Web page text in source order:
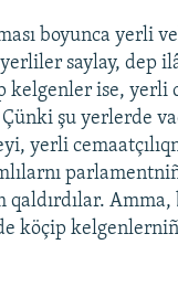
boyunca yerli
saylay, dep
ise, yerli
şu yerlerde
yerli
qaldırdılar.
köçip